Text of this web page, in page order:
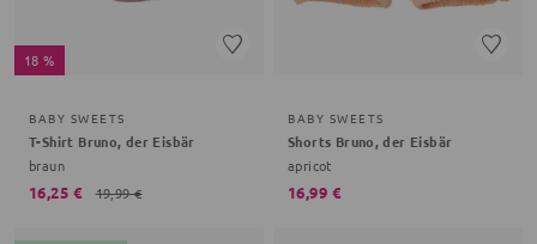
18 %
BABY SWEETS
T-Shirt Bruno, der Eisbär
braun
16,25 € 19,99 €
BABY SWEETS
Shorts Bruno, der Eisbär
apricot
16,99 €